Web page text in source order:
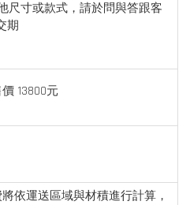
尺寸或款式，請於問與答跟客
期
13800元
依運送區域與材積進行計算，